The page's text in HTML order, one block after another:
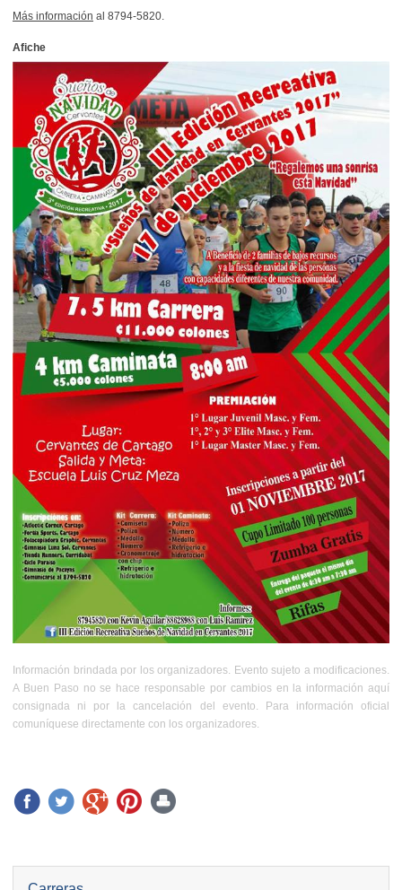
Más información al 8794-5820.
Afiche
Información brindada por los organizadores. Evento sujeto a modificaciones.
A Buen Paso no se hace responsable por cambios en la información aquí
consignada ni por la cancelación del evento. Para información oficial
comuníquese directamente con los organizadores.